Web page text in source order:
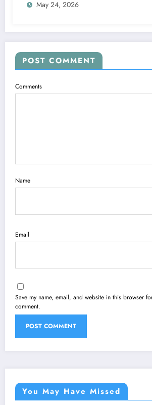
May 24, 2026
POST COMMENT
Comments
Name
Email
Save my name, email, and website in this browser
comment.
You May Have Missed